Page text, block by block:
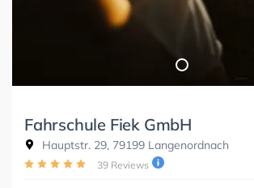
Fahrschule Fiek GmbH
Hauptstr. 29, 79199 Langenordnach
39 Reviews